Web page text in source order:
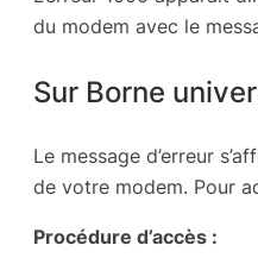
du modem avec le
Sur Borne
Le message d’erreur
de votre modem. Pour
Procédure d’accès :